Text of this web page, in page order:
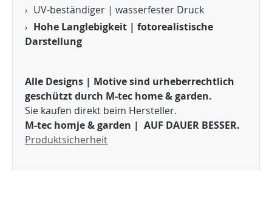
UV-beständiger | wasserfester Druck
Hohe Langlebigkeit | fotorealistische
Darstellung
Alle Designs | Motive sind urheberrechtlich
geschützt durch M-tec home & garden.
Sie kaufen direkt beim Hersteller.
M-tec homje & garden | AUF DAUER BESSER.
Produktsicherheit